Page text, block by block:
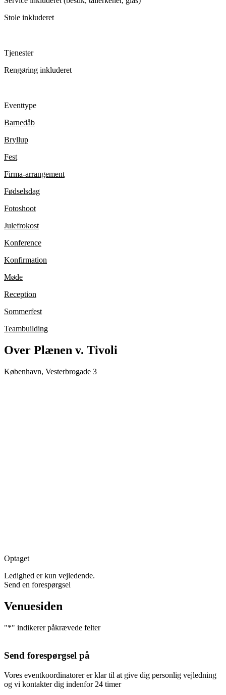
Stole inkluderet
Tjenester
Rengøring inkluderet
Eventtype
Barnedåb
Bryllup
Fest
Firma-arrangement
Fødselsdag
Fotoshoot
Julefrokost
Konference
Konfirmation
Møde
Reception
Sommerfest
Teambuilding
Over Plænen v. Tivoli
København, Vesterbrogade 3
Optaget
Ledighed er kun vejledende.
Send en forespørgsel
Venuesiden
"*" indikerer påkrævede felter
Send forespørgsel på
Vores eventkoordinatorer er klar til at give dig personlig vejledning
og vi kontakter dig indenfor 24 timer